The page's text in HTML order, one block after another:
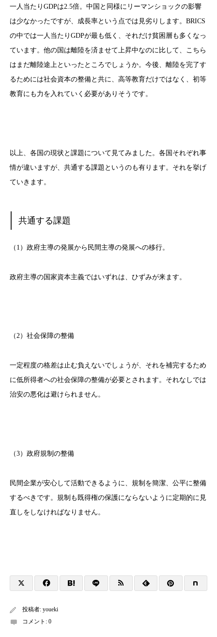
一人当たりGDPは2.5倍。中国と同様にリーマンショックの影響
は少なかったですが、成長率という点では見劣りします。BRICS
の中では一人当たりGDPが最も低く、それだけ貧困層も多くなっ
ています。他の国は離陸を済ませて上昇中なのに比して、こちら
はまだ離陸途上といったところでしょうか。今後、離陸を完了す
るためには社会資本の整備と共に、高等教育だけではなく、初等
教育にも力を入れていく必要がありそうです。
以上、各国の現状と課題について見てみました。各国それぞれ事
情が違いますが、共通する課題というのも有ります。それを挙げ
ていきます。
共通する課題
（1）政府主導の発展から民間主導の発展への移行。
政府主導の国家資本主義ではいずれは、ひずみが来ます。
（2）社会保障の整備
一定程度の格差は止む負えないでしょうが、それを補完するため
に低所得者への社会保障の整備が必要とされます。それなしでは
治安の悪化は避けられません。
（3）政府規制の整備
民間企業が安心して活動できるように、規制を簡潔、公平に整備
するべきです。規制も既得権の保護にならないように定期的に見
直しをしなければなりません。
投稿者: youeki
コメント: 0